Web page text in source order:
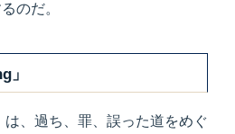
のだ。
」
は、過ち、罪、誤った道をめぐ